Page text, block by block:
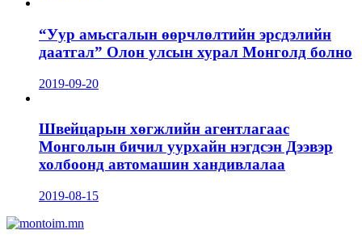
“Уур амьсгалын өөрчлөлтийн эрсдэлийн
даатгал” Олон улсын хурал Монголд болно
2019-09-20
Швейцарын хөгжлийн агентлагаас
Монголын бичил уурхайн нэгдсэн Дээвэр
холбоонд автомашин хандивлалаа
2019-08-15